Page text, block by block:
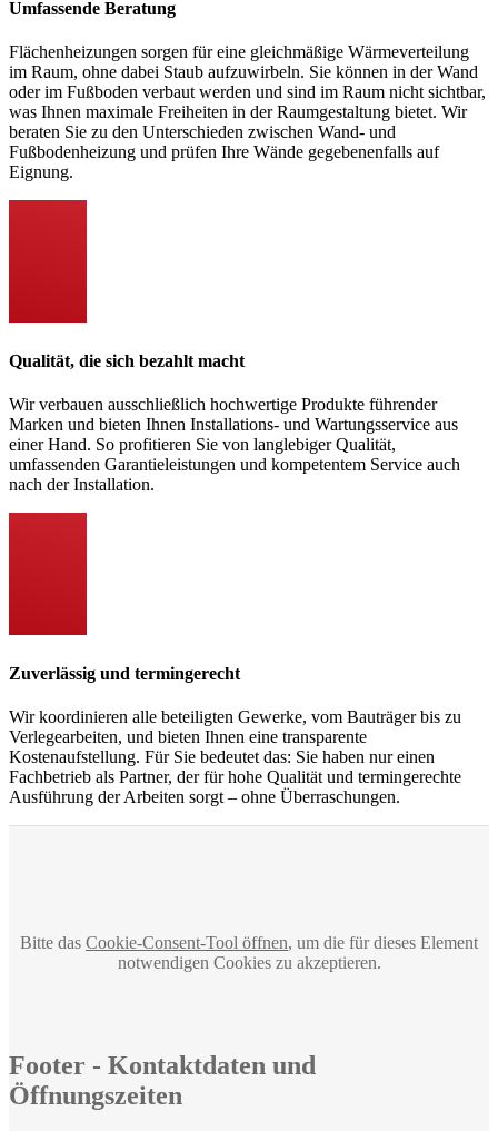
Umfassende Beratung
Flächenheizungen sorgen für eine gleichmäßige Wärmeverteilung
im Raum, ohne dabei Staub aufzuwirbeln. Sie können in der Wand
oder im Fußboden verbaut werden und sind im Raum nicht sichtbar,
was Ihnen maximale Freiheiten in der Raumgestaltung bietet. Wir
beraten Sie zu den Unterschieden zwischen Wand- und
Fußbodenheizung und prüfen Ihre Wände gegebenenfalls auf
Eignung.
Qualität, die sich bezahlt macht
Wir verbauen ausschließlich hochwertige Produkte führender
Marken und bieten Ihnen Installations- und Wartungsservice aus
einer Hand. So profitieren Sie von langlebiger Qualität,
umfassenden Garantieleistungen und kompetentem Service auch
nach der Installation.
Zuverlässig und termingerecht
Wir koordinieren alle beteiligten Gewerke, vom Bauträger bis zu
Verlegearbeiten, und bieten Ihnen eine transparente
Kostenaufstellung. Für Sie bedeutet das: Sie haben nur einen
Fachbetrieb als Partner, der für hohe Qualität und termingerechte
Ausführung der Arbeiten sorgt – ohne Überraschungen.
Bitte das Cookie-Consent-Tool öffnen, um die für dieses Element
notwendigen Cookies zu akzeptieren.
Footer - Kontaktdaten und
Öffnungszeiten